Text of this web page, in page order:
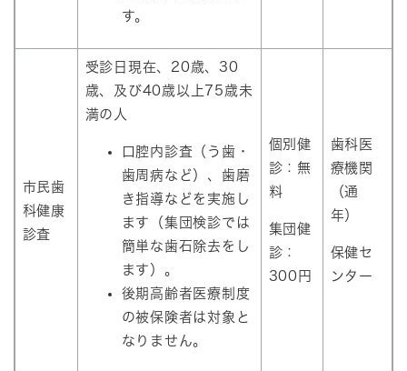
す。
市民歯
科健康
診査
受診日現在、20歳、30
歳、及び40歳以上75歳未
満の人
口腔内診査（う歯・
歯周病など）、歯磨
き指導などを実施し
ます（集団検診では
簡単な歯石除去をし
ます）。
後期高齢者医療制度
の被保険者は対象と
なりません。
個別健
診：無
料
集団健
診：
300円
歯科医
療機関
（通
年）
保健セ
ンター